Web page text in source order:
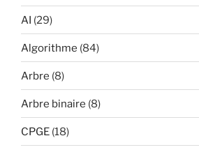
AI (29)
Algorithme (84)
Arbre (8)
Arbre binaire (8)
CPGE (18)